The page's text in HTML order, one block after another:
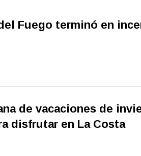
Fuego terminó en
de vacaciones de
disfrutar en La Costa